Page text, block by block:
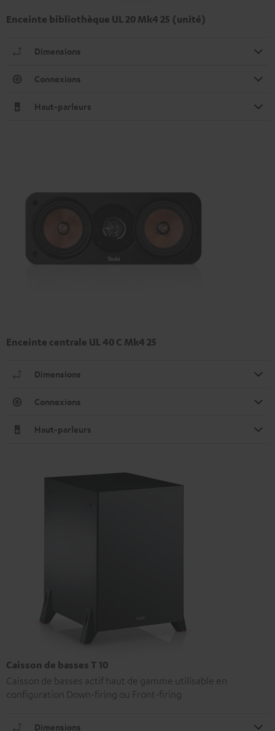
Enceinte bibliothèque UL 20 Mk4 25 (unité)
Dimensions
Connexions
Haut-parleurs
Enceinte centrale UL 40 C Mk4 25
Dimensions
Connexions
Haut-parleurs
Caisson de basses T 10
Caisson de basses actif haut de gamme utilisable en
configuration Down-firing ou Front-firing
Dimensions